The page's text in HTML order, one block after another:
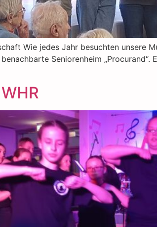
Wie jedes Jahr besuchten unsere
Seniorenheim